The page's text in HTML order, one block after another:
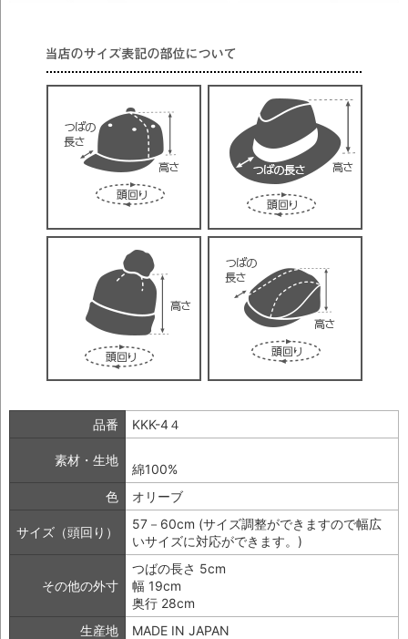
品番 KKK-4４
素材・生地
綿100%
色
オリーブ
サイズ（頭回り）
57－60cm (サイズ調整ができますので幅広
いサイズに対応ができます。)
その他の外寸
つばの長さ 5cm
幅 19cm
奥行 28cm
生産地
MADE IN JAPAN